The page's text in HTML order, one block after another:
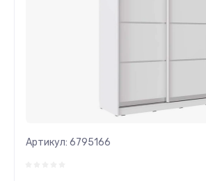
Артикул: 6795166